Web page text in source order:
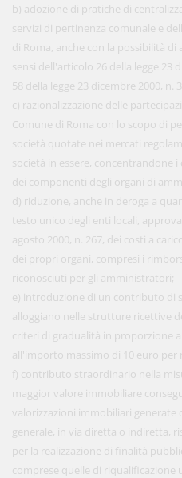
b) adozione di pratiche di
servizi di pertinenza comunale e
di Roma, anche con la possibilità
sensi dell'articolo 26 della legge 23
58 della legge 23 dicembre 2000, n.
c) razionalizzazione delle
Comune di Roma con lo scopo di
società quotate nei mercati
società in essere, concentrandone
dei componenti degli organi di
d) riduzione, anche in deroga a
testo unico degli enti locali,
agosto 2000, n. 267, dei costi a
dei propri organi, compresi i
riconosciuti per gli amministratori;
e) introduzione di un contributo di
alloggiano nelle strutture ricettive
criteri di gradualità in proporzione
all'importo massimo di 10 euro per
f) contributo straordinario nella
maggior valore immobiliare
valorizzazioni immobiliari
generale, in via diretta o indiretta,
per la realizzazione di finalità
comprese quelle di riqualificazione